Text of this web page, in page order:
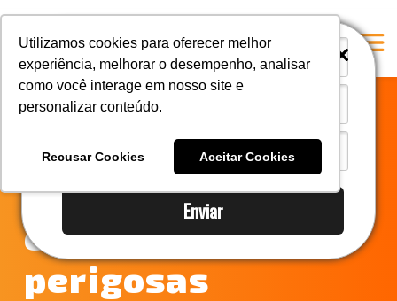
Enviar
Utilizamos cookies para oferecer melhor
experiência, melhorar o desempenho, analisar
como você interage em nosso site e
personalizar conteúdo.
Recusar Cookies Aceitar Cookies
i
i
A Mastersul
Responsabilidade social
Blog
Saiba quais são as
cargas que se
enquadram como
perigosas